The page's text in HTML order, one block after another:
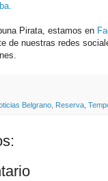
Pirata, estamos en
de nuestras redes
Belgrano, Reserva,